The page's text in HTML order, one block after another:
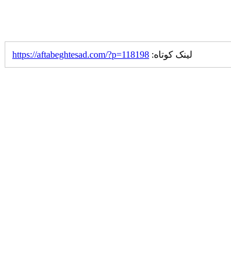
لینک کوتاه: https://aftabeghtesad.com/?p=118198